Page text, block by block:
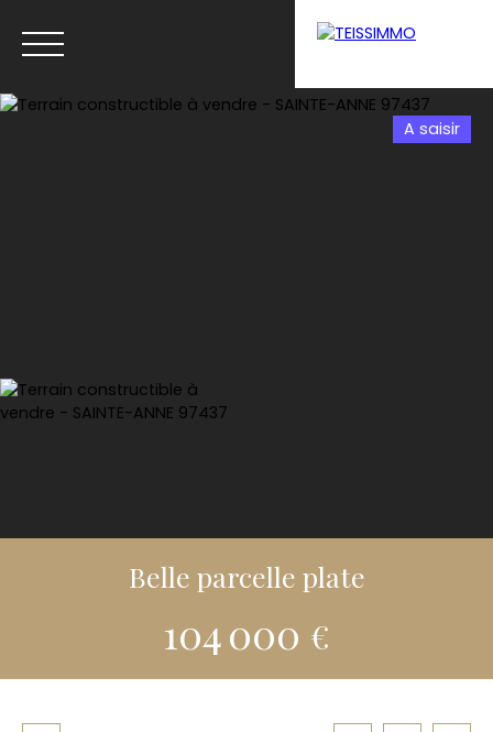
A saisir
Belle parcelle plate
104 000 €